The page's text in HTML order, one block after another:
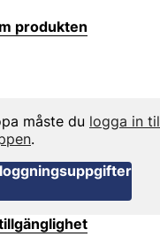
produkten
måste du logga in
.